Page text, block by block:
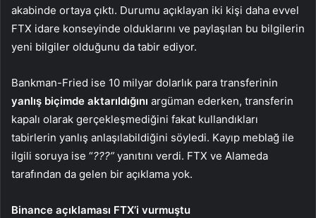
akabinde ortaya çıktı. Durumu açıklayan iki kişi daha evvel
FTX idare konseyinde olduklarını ve paylaşılan bu bilgilerin
yeni bilgiler olduğunu da tabir ediyor.
Bankman-Fried ise 10 milyar dolarlık para transferinin
yanlış biçimde aktarıldığını argüman ederken, transferin
kapalı olarak gerçekleşmediğini fakat kullandıkları
tabirlerin yanlış anlaşılabildiğini söyledi. Kayıp meblağ ile
ilgili soruya ise “???” yanıtını verdi. FTX ve Alameda
tarafından da gelen bir açıklama yok.
Binance açıklaması FTX’i vurmuştu